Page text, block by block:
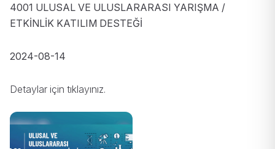
4001 ULUSAL VE ULUSLARARASI YARIŞMA /
ETKİNLİK KATILIM DESTEĞİ
2024-08-14
Detaylar için tıklayınız.